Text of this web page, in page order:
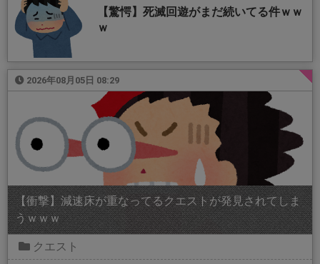
【驚愕】死滅回遊がまだ続いてる件ｗｗ
ｗ
2026年08月05日 08:29
【衝撃】減速床が重なってるクエストが発見されてしま
うｗｗｗ
クエスト